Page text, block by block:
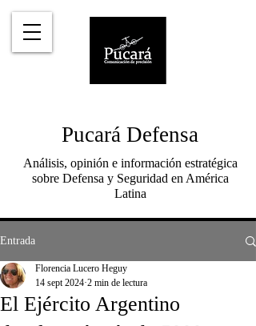
Pucará Defensa
Análisis, opinión e información estratégica
sobre Defensa y Seguridad en América
Latina
Entrada
El Ejército Argentino
Florencia Lucero Heguy
14 sept 2024 2 min de lectura